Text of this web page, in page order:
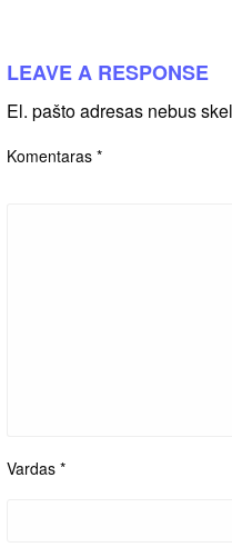
LEAVE A RESPONSE
El. pašto adresas nebus
Komentaras *
Vardas *